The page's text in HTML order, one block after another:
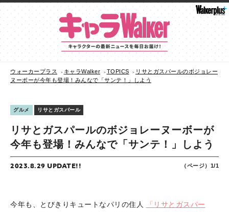
ウォーカープラス キャラWalker TOPICS
リサとガスパールのボジョレー
ヌーボーが今年も登場！みんなで「サンテ！」しよう
グルメ リサとガスパール
リサとガスパールのボジョレーヌーボーが
今年も登場！みんなで「サンテ！」しよう
2023.8.29 UPDATE!! （ページ）1/1
今年も、とびきりキュートなパリの住人
「リサとガスパー